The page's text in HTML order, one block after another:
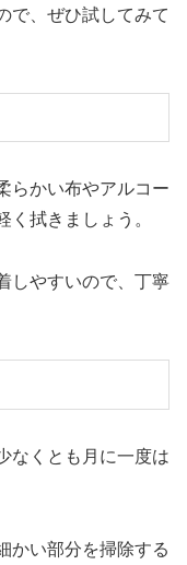
で、ぜひ試してみて
らかい布やアルコー
く拭きましょう。
しやすいので、丁寧
なくとも月に一度は
かい部分を掃除する